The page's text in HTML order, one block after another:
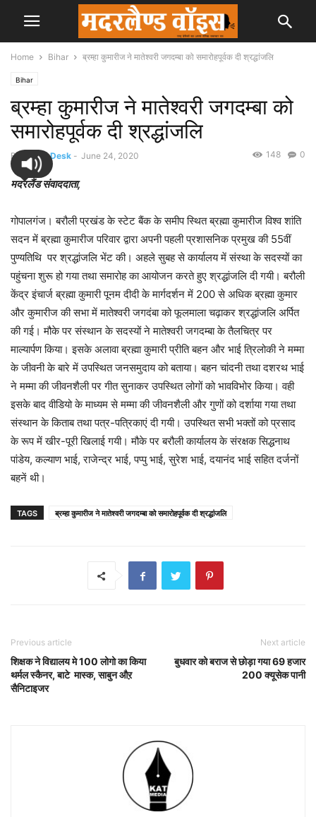
Home Bihar ब्रम्हा कुमारीज ने मातेश्वरी जगदम्बा को समारोहपूर्वक दी श्रद्धांजलि
Bihar
ब्रम्हा कुमारीज ने मातेश्वरी जगदम्बा को
समारोहपूर्वक दी श्रद्धांजलि
By News Desk - June 24, 2020 0
148
मदरलैंड संवाददाता,
गोपालगंज। बरौली प्रखंड के स्टेट बैंक के समीप स्थित ब्रह्मा कुमारीज विश्व शांति
सदन में ब्रह्मा कुमारीज परिवार द्वारा अपनी पहली प्रशासनिक प्रमुख की 55वीं
पुण्यतिथि पर श्रद्धांजलि भेंट की। अहले सुबह से कार्यालय में संस्था के सदस्यों का
पहुंचना शुरू हो गया तथा समारोह का आयोजन करते हुए श्रद्धांजलि दी गयी। बरौली
केंद्र इंचार्ज ब्रह्मा कुमारी पूनम दीदी के मार्गदर्शन में 200 से अधिक ब्रह्मा कुमार
और कुमारीज की सभा में मातेश्वरी जगदंबा को फूलमाला चढ़ाकर श्रद्धांजलि अर्पित
की गई। मौके पर संस्थान के सदस्यों ने मातेश्वरी जगदम्बा के तैलचित्र पर
माल्यार्पण किया। इसके अलावा ब्रह्मा कुमारी प्रीति बहन और भाई त्रिलोकी ने मम्मा
के जीवनी के बारे में उपस्थित जनसमुदाय को बताया। बहन चांदनी तथा दशरथ भाई
ने मम्मा की जीवनशैली पर गीत सुनाकर उपस्थित लोगों को भावविभोर किया। वही
इसके बाद वीडियो के माध्यम से मम्मा की जीवनशैली और गुणों को दर्शाया गया तथा
संस्थान के किताब तथा पत्र-पत्रिकाएं दी गयी। उपस्थित सभी भक्तों को प्रसाद
के रूप में खीर-पूरी खिलाई गयी। मौके पर बरौली कार्यालय के संरक्षक सिद्धनाथ
पांडेय, कल्याण भाई, राजेन्द्र भाई, पप्पु भाई, सुरेश भाई, दयानंद भाई सहित दर्जनों
बहनें थी।
TAGS ब्रम्हा कुमारीज ने मातेश्वरी जगदम्बा को समारोहपूर्वक दी श्रद्धांजलि
Previous article
शिक्षक ने विद्यालय मे 100 लोगो का किया
थर्मल स्कैनर, बाटे मास्क, साबुन औऱ
सैनिटाइजर
Next article
बुधवार को बराज से छोड़ा गया 69 हजार
200 क्यूसेक पानी